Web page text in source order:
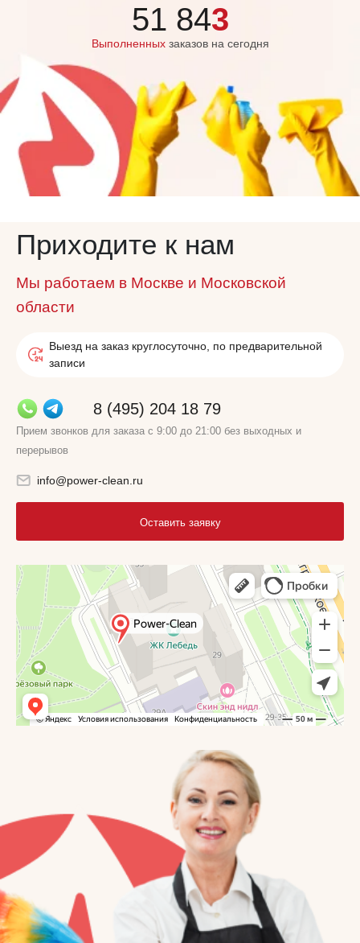
51 843
Выполненныхзаказов на сегодня
Приходите к нам
Мы работаем в Москве и Московской
области
Выезд на заказ круглосуточно, по предварительной
записи
8 (495) 204 18 79
Прием звонков для заказа с 9:00 до 21:00 без выходных и
перерывов
info@power-clean.ru
Оставить заявку